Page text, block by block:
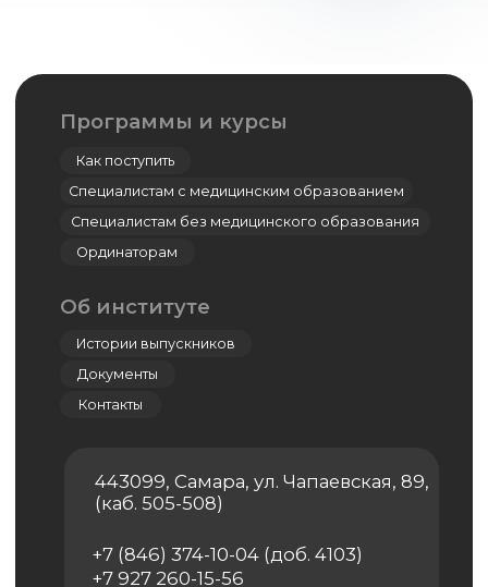
Симуляционный центр
Центр дистанционно-образовательных
Дополнительное профессиональное
Цифровая стоматология
Мастер-классы